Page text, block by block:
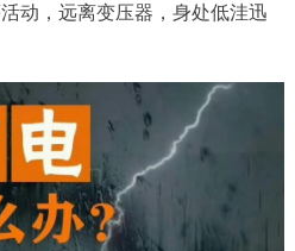
策解读 回应关切
题公开
动，远离变压器，身处低洼迅